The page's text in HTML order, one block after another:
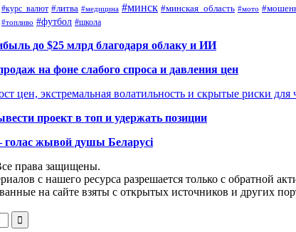
#курс_валют #литва #медицина #минск #минская_область #мото
#топливо #футбол #школа
до $25 млрд благодаря облаку и ИИ
на фоне слабого спроса и давления цен
цен, экстремальная волатильность и скрытые риски для
проект в топ и удержать позиции
голас жывой душы Беларусі
права защищены.
с нашего ресурса разрешается только с обратной
на сайте взяты с открытых источников и других